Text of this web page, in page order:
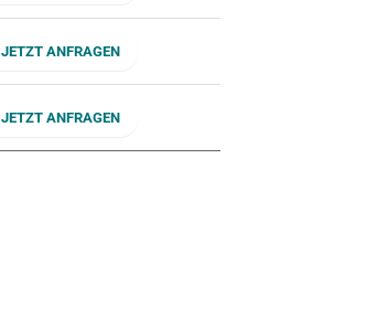
JETZT ANFRAGEN
JETZT ANFRAGEN